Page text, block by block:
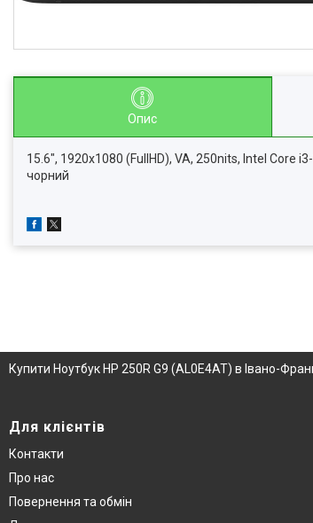
Опис
15.6", 1920х1080 (FullHD), VA, 250nits, Intel Core
чорний
Купити Ноутбук HP 250R G9 (AL0E4AT) в Івано-
Для клієнтів
Контакти
Про нас
Повернення та обмін